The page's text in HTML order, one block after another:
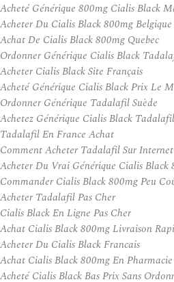
Acheté Générique 800mg Cialis Black
Acheter Du Cialis Black 800mg Belgique
Achat De Cialis Black 800mg Quebec
Ordonner Générique Cialis Black
Acheter Cialis Black Site Français
Acheté Générique Cialis Black Prix Le
Ordonner Générique Tadalafil Suède
Achetez Générique Cialis Black
Tadalafil En France Achat
Comment Acheter Tadalafil Sur Internet
Acheter Du Vrai Générique Cialis Black
Commander Cialis Black 800mg Peu
Acheter Tadalafil Pas Cher
Cialis Black En Ligne Pas Cher
Achat Cialis Black 800mg Livraison
Acheter Du Cialis Black Francais
Achat Cialis Black 800mg En
Acheté Cialis Black Bas Prix Sans